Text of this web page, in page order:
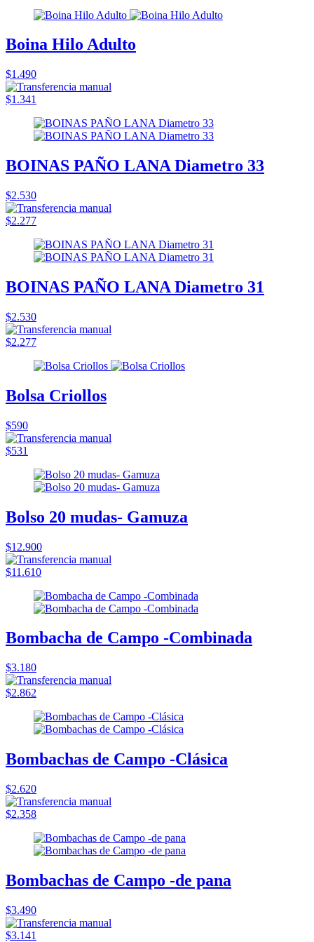
Boina Hilo Adulto
$1.490
$1.341
BOINAS PAÑO LANA Diametro 33
$2.530
$2.277
BOINAS PAÑO LANA Diametro 31
$2.530
$2.277
Bolsa Criollos
$590
$531
Bolso 20 mudas- Gamuza
$12.900
$11.610
Bombacha de Campo -Combinada
$3.180
$2.862
Bombachas de Campo -Clásica
$2.620
$2.358
Bombachas de Campo -de pana
$3.490
$3.141